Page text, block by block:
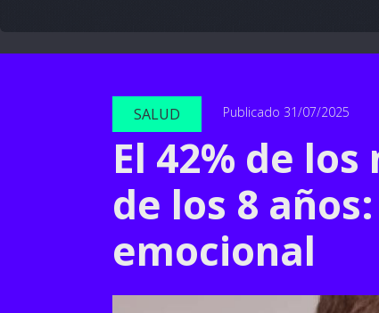
SALUD Publicado 31/07/2025
El 42% de
de los 8
emocional